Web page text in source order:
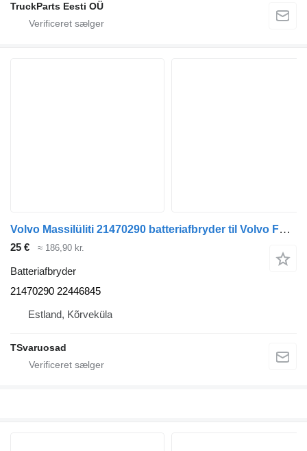
TruckParts Eesti OÜ
Volvo Massilüliti 21470290 batteriafbryder til Volvo FH trækker
25 € ≈ 186,90 kr.
Batteriafbryder
21470290 22446845
Estland, Kõrveküla
TSvaruosad